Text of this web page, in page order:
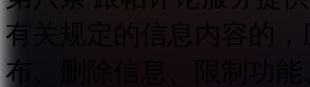
有关规定的信息内容的
布、删除信息、限制功